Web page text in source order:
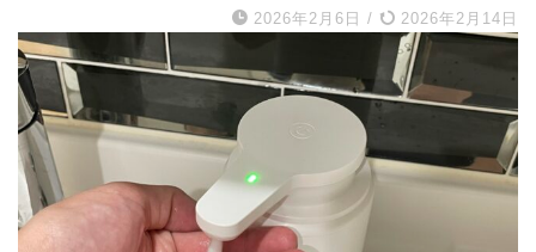
2026年2月6日 / 2026年2月14日